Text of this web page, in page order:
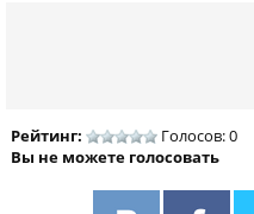
Рейтинг:
Голосов: 0
Вы не можете голосовать